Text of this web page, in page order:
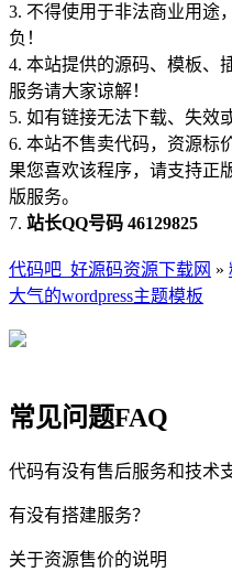
3. 不得使用于非法商业用途
负！
4. 本站提供的源码、模板、
服务请大家谅解！
5. 如有链接无法下载、失效
6. 本站不售卖代码，资源标
果您喜欢该程序，请支持正
版服务。
7. 站长QQ号码 46129825
代码吧_好源码资源下载网 »
大气的wordpress主题模板
常见问题FAQ
代码有没有售后服务和技术
有没有搭建服务？
关于资源售价的说明